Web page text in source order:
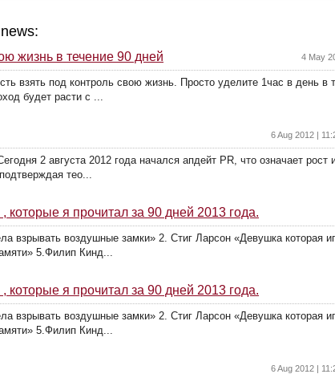
жизнь в течение 90 дней 4 May
взять под контроль свою жизнь. Просто уделите 1час в день
будет расти с ...
6 Aug 2012 |
2 августа 2012 года начался апдейт PR, что означает
тео...
я прочитал за 90 дней 2013 года.
взрывать воздушные замки» 2. Стиг Ларсон «Девушка которая
5.Филип Кинд...
я прочитал за 90 дней 2013 года.
взрывать воздушные замки» 2. Стиг Ларсон «Девушка которая
5.Филип Кинд...
6 Aug 2012 |